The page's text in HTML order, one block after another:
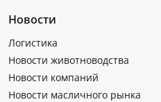
Новости
Логистика
Новости животноводства
Новости компаний
Новости масличного рынка